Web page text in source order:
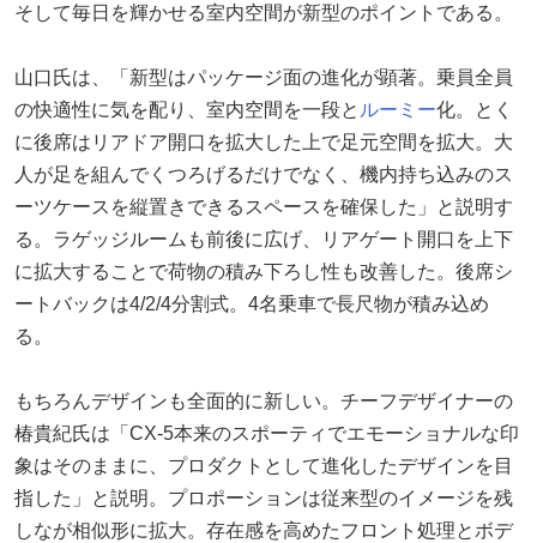
そして毎日を輝かせる室内空間が新型のポイントである。
山口氏は、「新型はパッケージ面の進化が顕著。乗員全員
の快適性に気を配り、室内空間を一段と ルーミー化。とく
に後席はリアドア開口を拡大した上で足元空間を拡大。大
人が足を組んでくつろげるだけでなく、機内持ち込みのス
ーツケースを縦置きできるスペースを確保した」と説明す
る。ラゲッジルームも前後に広げ、リアゲート開口を上下
に拡大することで荷物の積み下ろし性も改善した。後席シ
ートバックは4/2/4分割式。4名乗車で長尺物が積み込め
る。
もちろんデザインも全面的に新しい。チーフデザイナーの
椿貴紀氏は「CX-5本来のスポーティでエモーショナルな印
象はそのままに、プロダクトとして進化したデザインを目
指した」と説明。プロポーションは従来型のイメージを残
しなが相似形に拡大。存在感を高めたフロント処理とボデ